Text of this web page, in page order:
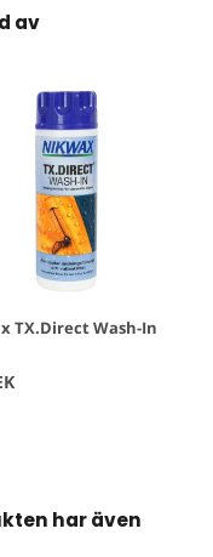
av
TX.Direct Wash-In
har även